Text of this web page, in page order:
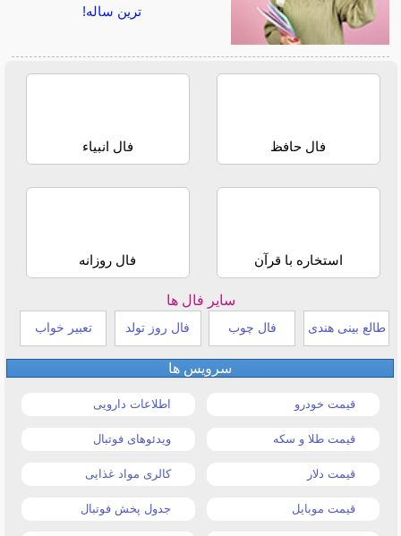
ترین ساله!
فال حافظ فال انبیاء
استخاره با قرآن فال روزانه
سایر فال ها
طالع بینی هندی فال چوب فال روز تولد تعبیر خواب
سرویس ها
قیمت خودرو اطلاعات دارویی
قیمت طلا و سکه ویدئوهای فوتبال
قیمت دلار کالری مواد غذایی
قیمت موبایل جدول پخش فوتبال